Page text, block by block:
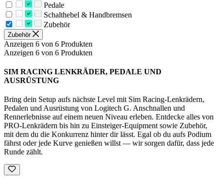
Pedale
Schalthebel & Handbremsen
Zubehör
Zubehör
Anzeigen 6 von 6 Produkten
Anzeigen 6 von 6 Produkten
SIM RACING LENKRÄDER, PEDALE UND
AUSRÜSTUNG
Bring dein Setup aufs nächste Level mit Sim Racing-Lenkrädern,
Pedalen und Ausrüstung von Logitech G. Anschnallen und
Rennerlebnisse auf einem neuen Niveau erleben. Entdecke alles von
PRO-Lenkrädern bis hin zu Einsteiger-Equipment sowie Zubehör,
mit dem du die Konkurrenz hinter dir lässt. Egal ob du aufs Podium
fährst oder jede Kurve genießen willst — wir sorgen dafür, dass jede
Runde zählt.